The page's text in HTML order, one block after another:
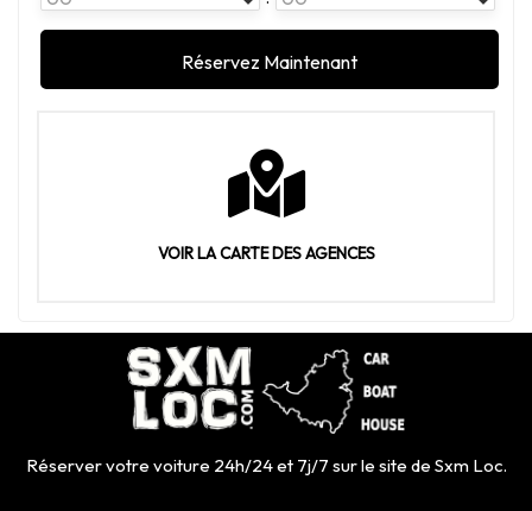
VOIR LA CARTE DES AGENCES
Réserver votre voiture 24h/24 et 7j/7 sur le site de Sxm Loc.